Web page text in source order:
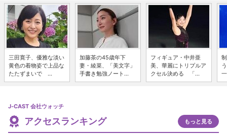
三田寛子、優雅な淡い
黄色の着物姿で上品な
たたずまいで ...
加藤茶の45歳年下
妻・綾菜、「美文字」
手書き勉強ノート...
フィギュア・中井亜
美、華麗にトリプルア
クセル決める 「...
J-CAST 会社ウォッチ
アクセスランキング もっと見る